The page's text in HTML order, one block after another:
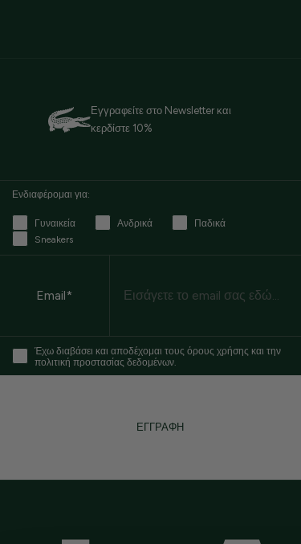
Εγγραφείτε στο Newsletter και
κερδίστε 10%
Ενδιαφέρομαι για:
Γυναικεία Ανδρικά
Παδικά
Sneakers
Email*
Έχω διαβάσει και αποδέχομαι τους όρους χρήσης και την
πολιτική προστασίας δεδομένων.
ΕΓΓΡΑΦΗ